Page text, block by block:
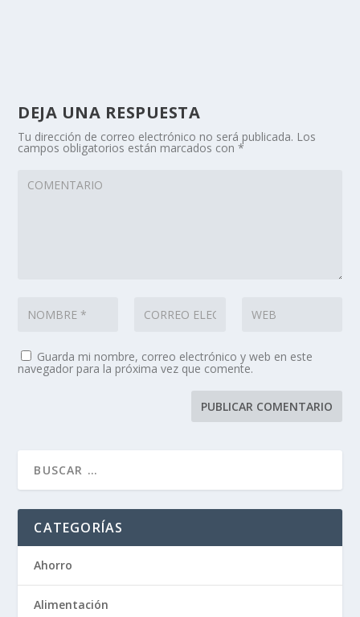
DEJA UNA RESPUESTA
Tu dirección de correo electrónico no será publicada. Los
campos obligatorios están marcados con*
Guarda mi nombre, correo electrónico y web en este
navegador para la próxima vez que comente.
CATEGORÍAS
Ahorro
Alimentación